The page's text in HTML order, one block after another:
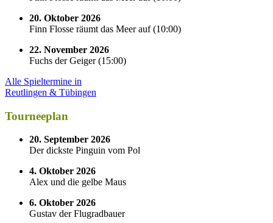
20. Oktober 2026
Finn Flosse räumt das Meer auf(10:00)
22. November 2026
Fuchs der Geiger(15:00)
Alle Spieltermine in
Reutlingen & Tübingen
Tourneeplan
20. September 2026
Der dickste Pinguin vom Pol
4. Oktober 2026
Alex und die gelbe Maus
6. Oktober 2026
Gustav der Flugradbauer